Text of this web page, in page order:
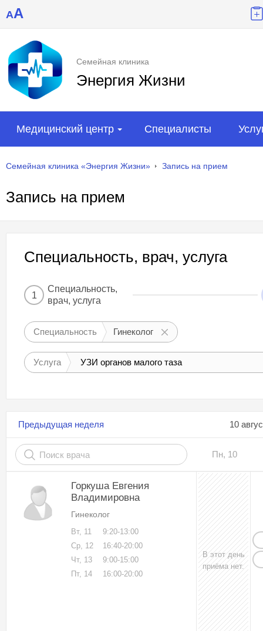
AA
Семейная клиника
Энергия Жизни
Медицинский центр Специалисты
Семейная клиника «Энергия Жизни» Запись на прием
Запись на прием
Специальность, врач, услуга
1
Специальность,
врач, услуга
Специальность Гинеколог
Услуга УЗИ органов малого таза
Предыдущая неделя 10
Пн, 10
Горкуша Евгения
Владимировна
Гинеколог
Вт, 11
9:20-13:00
Ср, 12
16:40-20:00
Чт, 13
9:00-15:00
Пт, 14
16:00-20:00
В этот день
приёма нет.